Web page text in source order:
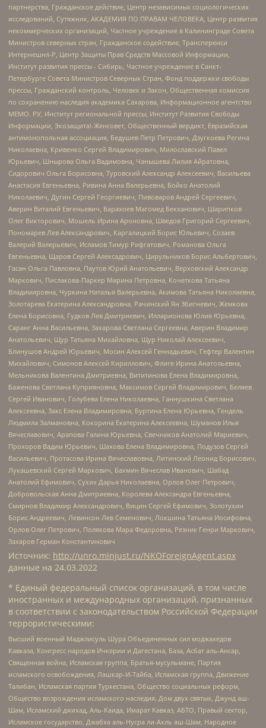
партнерства, Гражданское действие, Центр независимых социологических
исследований, Сутяжник, АКАДЕМИЯ ПО ПРАВАМ ЧЕЛОВЕКА, Центр развития
некоммерческих организаций, Частное учреждение в Калининграде Совета
Министров северных стран, Гражданское содействие, Трансперенси
Интернешнл-Р, Центр Защиты Прав Средств Массовой Информации,
Институт развития прессы - Сибирь, Частное учреждение в Санкт-
Петербурге Совета Министров Северных Стран, Фонд поддержки свободы
прессы, Гражданский контроль, Человек и Закон, Общественная комиссия
по сохранению наследия академика Сахарова, Информационное агентство
МЕМО. РУ, Институт региональной прессы, Институт Развития Свободы
Информации, Экозащита!-Женсовет, Общественный вердикт, Евразийская
антимонопольная ассоциация, Бедушев Петр Петрович, Дзугкоева Регина
Николаевна, Кривенко Сергей Владимирович, Милославский Павел
Юрьевич, Шнырова Ольга Вадимовна, Чанышева Лилия Айратовна,
Сидорович Ольга Борисовна, Туровский Александр Алексеевич, Васильева
Анастасия Евгеньевна, Ривина Анна Валерьевна, Бойко Анатолий
Николаевич, Дугин Сергей Георгиевич, Пивоваров Андрей Сергеевич,
Аверин Виталий Евгеньевич, Барахоев Магомед Бекханович, Шарипков
Олег Викторович, Мошель Ирина Ароновна, Шведов Григорий Сергеевич,
Пономарев Лев Александрович, Каргалицкий Борис Юльевич, Созаев
Валерий Валерьевич, Исламов Тимур Рифгатович, Романова Ольга
Евгеньевна, Щаров Сергей Алексадрович, Цирульников Борис Альбертович,
Гасан Ольга Павловна, Паутов Юрий Анатольевич, Верховский Александр
Маркович, Пислакова-Паркер Марина Петровна, Кочеткова Татьяна
Владимировна, Чуркина Наталья Валерьевна, Акимова Татьяна Николаевна,
Золотарева Екатерина Александровна, Рачинский Ян Збигневич, Жемкова
Елена Борисовна, Гудков Лев Дмитриевич, Илларионова Юлия Юрьевна,
Саранг Анна Васильевна, Захарова Светлана Сергеевна, Аверин Владимир
Анатольевич, Щур Татьяна Михайловна, Щур Николай Алексеевич,
Блинушов Андрей Юрьевич, Мосин Алексей Геннадьевич, Гефтер Валентин
Михайлович, Симонов Алексей Кириллович, Флиге Ирина Анатольевна,
Мельникова Валентина Дмитриевна, Вититинова Елена Владимировна,
Баженова Светлана Куприяновна, Максимов Сергей Владимирович, Беляев
Сергей Иванович, Голубева Елена Николаевна, Ганнушкина Светлана
Алексеевна, Закс Елена Владимировна, Буртина Елена Юрьевна, Гендель
Людмила Залмановна, Кокорина Екатерина Алексеевна, Шуманов Илья
Вячеславович, Арапова Галина Юрьевна, Свечников Анатолий Мариевич,
Прохоров Вадим Юрьевич, Шахова Елена Владимировна, Подузов Сергей
Васильевич, Протасова Ирина Вячеславовна, Литинский Леонид Борисович,
Лукашевский Сергей Маркович, Бахмин Вячеслав Иванович, Шабад
Анатолий Ефимович, Сухих Дарья Николаевна, Орлов Олег Петрович,
Добровольская Анна Дмитриевна, Королева Александра Евгеньевна,
Смирнов Владимир Александрович, Вицин Сергей Ефимович, Золотухин
Борис Андреевич, Левинсон Лев Семенович, Локшина Татьяна Иосифовна,
Орлов Олег Петрович, Полякова Мара Федоровна, Резник Генри Маркович,
Захаров Герман Константинович
Источник: http://unro.minjust.ru/NKOForeignAgent.aspx
данные на 24.03.2022
* Единый федеральный список организаций, в том числе
иностранных и международных организаций, признанных
в соответствии с законодательством Российской Федерации
террористическими:
Высший военный Маджлисуль Шура Объединенных сил моджахедов
Кавказа, Конгресс народов Ичкерии и Дагестана, База, Асбат аль-Ансар,
Священная война, Исламская группа, Братья-мусульмане, Партия
исламского освобождения, Лашкар-И-Тайба, Исламская группа, Движение
Талибан, Исламская партия Туркестана, Общество социальных реформ,
Общество возрождения исламского наследия, Дом двух святых, Джунд аш-
Шам, Исламский джихад, Аль-Каида, Имарат Кавказ, АБТО, Правый сектор,
Исламское государство, Джабха аль-Нусра ли-Ахль аш-Шам, Народное